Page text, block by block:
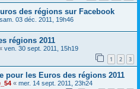
des régions sur Facebook
sam. 03 déc. 2011, 19h46
régions 2011
ven. 30 sept. 2011, 15h19
1 2 3
pour les Euros des régions 2011
« mer. 14 sept. 2011, 23h24